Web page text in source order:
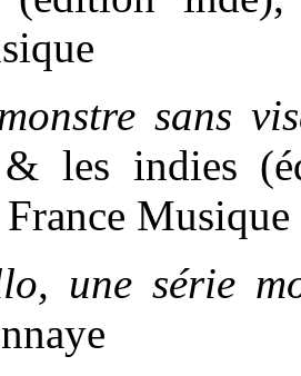
sans
les indies
Musique
une série